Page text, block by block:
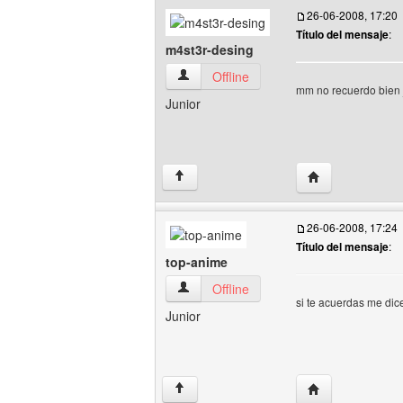
m4st3r-desing
m4st3r-desing Ver perfil del usuario
Offline
Junior
26-06-2008, 17:20
Título del mensaje:
mm no recuerdo
↑ Visitar sitio web
top-anime
top-anime Ver perfil del usuario
Offline
Junior
26-06-2008, 17:24
Título del mensaje:
si te acuerdas me
↑ Visitar sitio web